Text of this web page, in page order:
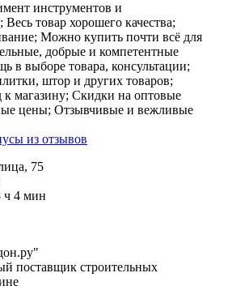
инструментов и
Весь товар хорошего качества;
Можно купить почти всё для
добрые и компетентные
в выборе товара, консультации;
штор и других товаров;
к магазину; Скидки на оптовые
цены; Отзывчивые и вежливые
из отзывов
75
ч 4 мин
поставщик строительных